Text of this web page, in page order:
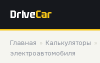
DriveCar
Главная » Калькуляторы »
электроавтомобиля